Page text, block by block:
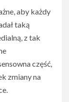
aby każdy
taką
z tak
część,
zmiany na